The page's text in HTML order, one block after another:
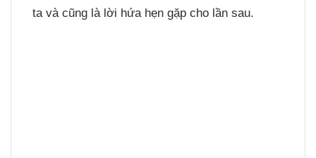
ta và cũng là lời hứa hẹn gặp cho lần sau.